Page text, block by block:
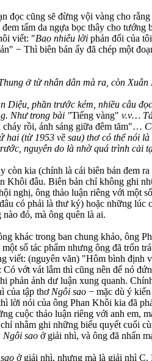
đọc cũng sẽ đừng vội vàng cho
tấm da ngựa bọc thây cho tướng
viết: "Bao nhiêu lời phản đối của
− Thì biên bản ấy đã chép một
ở từ nhân dân mà ra, còn
Diệu, phần trước kém, nhiều câu
Như trong bài "Tiếng vàng" v.v…
rồi, ánh sáng giữa đêm tăm"…
hai (từ 1953 về sau) thơ có thể nói
nguyên do là nhờ quá trình cải
còn kia (chính là cái biên bản đem
Khôi đâu. Biên bản chỉ không ghi
nghị, ông thảo luận riêng với một
có phải là thư ký) hoặc những lúc
đó, mà ông quên là ai.
khác trong ban chung khảo, ông
số tác phẩm nhưng ông đã trốn
viết: (nguyên văn) "Hôm bình định
vớt vát lắm thì cũng nên để nó
phản ảnh dư luận xung quanh.
của tập thơ Ngôi sao − mặc dù ý
lời nói của ông Phan Khôi kia đã
cuộc thảo luận riêng với anh em,
nhằm ghi những biểu quyết cuối
Ngôi sao ở giải nhì, và ông đã nhấn
ở giải nhì, nhưng mà là giải nhì